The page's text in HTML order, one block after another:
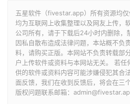
五星软件（fivestar.app）所有资源均
均为互联网上收集整理以及网友上传，
公司所有，请于下载后24小时内删除，
因私自散布造成法律问题，本站概不负
料，请购买正版。本网站不负责转载部
户上传软件或资料与本网站无关。 若任
供的软件或资料内容可能涉嫌侵犯其合
面反馈，我们在收到反馈后，将会在三
版权问题联系邮箱：